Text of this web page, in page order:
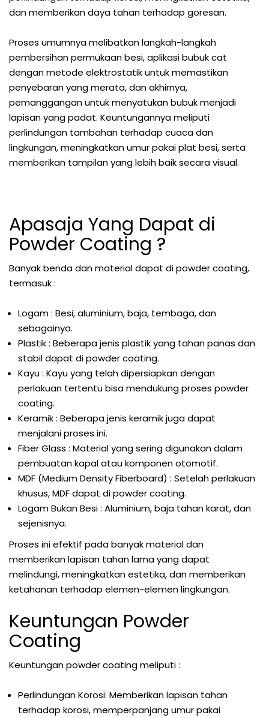
dan memberikan daya tahan terhadap goresan.
Proses umumnya melibatkan langkah-langkah
pembersihan permukaan besi, aplikasi bubuk cat
dengan metode elektrostatik untuk memastikan
penyebaran yang merata, dan akhirnya,
pemanggangan untuk menyatukan bubuk menjadi
lapisan yang padat. Keuntungannya meliputi
perlindungan tambahan terhadap cuaca dan
lingkungan, meningkatkan umur pakai plat besi, serta
memberikan tampilan yang lebih baik secara visual.
Apasaja Yang Dapat di
Powder Coating ?
Banyak benda dan material dapat di powder coating,
termasuk :
Logam : Besi, aluminium, baja, tembaga, dan
sebagainya.
Plastik : Beberapa jenis plastik yang tahan panas dan
stabil dapat di powder coating.
Kayu : Kayu yang telah dipersiapkan dengan
perlakuan tertentu bisa mendukung proses powder
coating.
Keramik : Beberapa jenis keramik juga dapat
menjalani proses ini.
Fiber Glass : Material yang sering digunakan dalam
pembuatan kapal atau komponen otomotif.
MDF (Medium Density Fiberboard) : Setelah perlakuan
khusus, MDF dapat di powder coating.
Logam Bukan Besi : Aluminium, baja tahan karat, dan
sejenisnya.
Proses ini efektif pada banyak material dan
memberikan lapisan tahan lama yang dapat
melindungi, meningkatkan estetika, dan memberikan
ketahanan terhadap elemen-elemen lingkungan.
Keuntungan Powder
Coating
Keuntungan powder coating meliputi :
Perlindungan Korosi: Memberikan lapisan tahan
terhadap korosi, memperpanjang umur pakai